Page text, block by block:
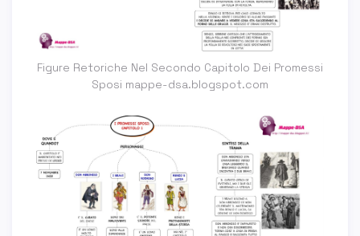
Figure Retoriche Nel Secondo Capitolo Dei Promessi
Sposi mappe-dsa.blogspot.com